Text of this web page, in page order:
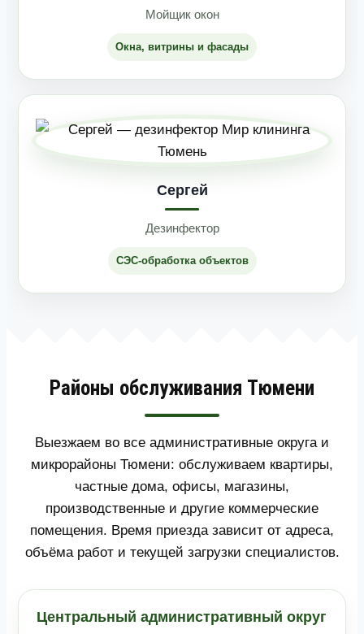
Мойщик окон
Окна, витрины и фасады
Сергей
Дезинфектор
СЭС-обработка объектов
Районы обслуживания Тюмени
Выезжаем во все административные округа и
микрорайоны Тюмени: обслуживаем квартиры,
частные дома, офисы, магазины,
производственные и другие коммерческие
помещения. Время приезда зависит от адреса,
объёма работ и текущей загрузки специалистов.
Центральный административный округ